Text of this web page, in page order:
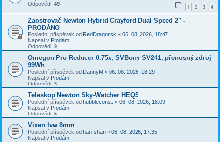
Odpovědi: 49 1 2 3 4
Zaostrovač Newton Hybrid Crayford Dual Speed 2" -
PRODÁNO
Poslední příspěvek od RedDragonsk « 06. 08. 2026, 18:47
Napsal v Prodám
Odpovědi: 9
Omegon Pro Reducer 0.75x, SVBony SV241, přenosný zdroj
99Wh
Poslední příspěvek od DannyM « 06. 08. 2026, 18:29
Napsal v Prodám
Odpovědi: 3
Teleskop Newton Sky-Watcher HEQ5
Poslední příspěvek od hubbleconst. « 06. 08. 2026, 18:09
Napsal v Prodám
Odpovědi: 5
Vixen lvw 8mm
Poslední příspěvek od han-shan « 06. 08. 2026, 17:35
Napsal v Prodám